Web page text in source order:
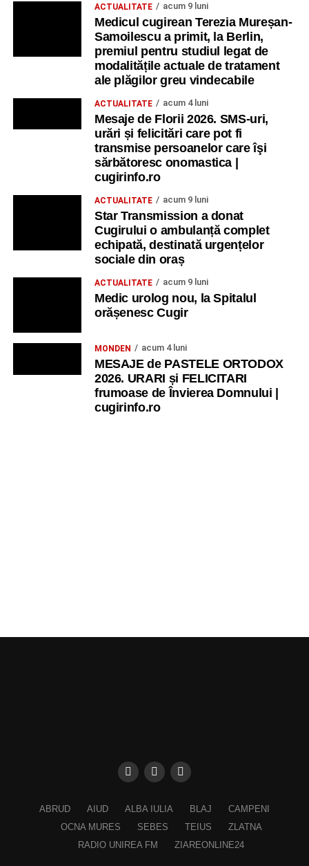
ACTUALITATE acum 9 luni
Medicul cugirean Terezia Mureșan-
Samoilescu a primit, la Berlin,
premiul pentru studiul legat de
modalitățile actuale de tratament
ale plăgilor greu vindecabile
ACTUALITATE acum 4 luni
Mesaje de Florii 2026. SMS-uri,
urări și felicitări care pot fi
transmise persoanelor care îşi
sărbătoresc onomastica |
cugirinfo.ro
ACTUALITATE acum 9 luni
Star Transmission a donat
Cugirului o ambulanță complet
echipată, destinată urgențelor
sociale din oraș
ACTUALITATE acum 9 luni
Medic urolog nou, la Spitalul
orășenesc Cugir
MONDEN acum 4 luni
MESAJE de PASTELE ORTODOX
2026. URARI și FELICITARI
frumoase de Învierea Domnului |
cugirinfo.ro
ABRUD AIUD ALBA IULIA BLAJ
CAMPENI
OCNA MURES
SEBES TEIUS
ZLATNA
RADIO UNIREA FM
ZIAREONLINE24